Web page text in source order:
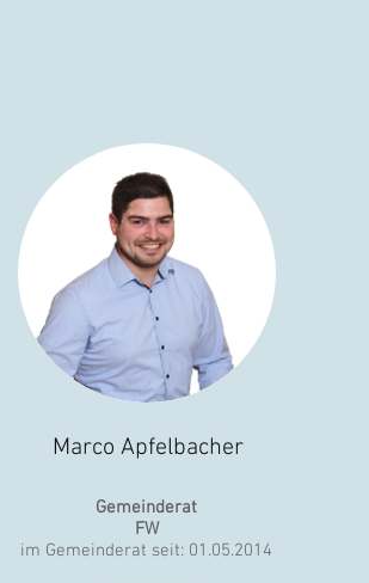
Marco Apfelbacher
Gemeinderat
FW
im Gemeinderat seit: 01.05.2014